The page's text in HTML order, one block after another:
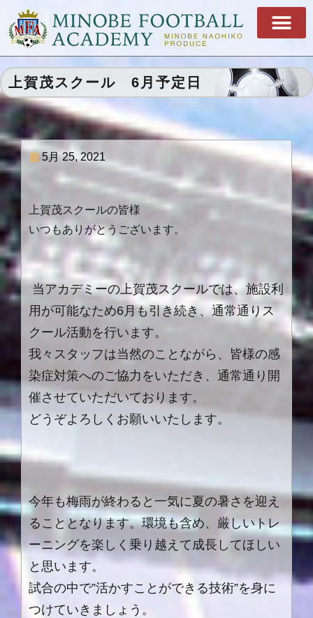
上賀茂スクール 6月予定日
5月 25, 2021
上賀茂スクールの皆様
いつもありがとうございます。
当アカデミーの上賀茂スクールでは、施設利
用が可能なため6月も引き続き、通常通りス
クール活動を行います。
我々スタッフは当然のことながら、皆様の感
染症対策へのご協力をいただき、通常通り開
催させていただいております。
どうぞよろしくお願いいたします。
今年も梅雨が終わると一気に夏の暑さを迎え
ることとなります。環境も含め、厳しいトレ
ーニングを楽しく乗り越えて成長してほしい
と思います。
試合の中で”活かすことができる技術”を身に
つけていきましょう。